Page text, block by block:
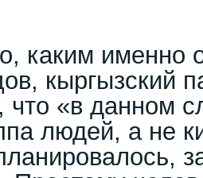
каким именно
кыргызский
что «в данном
людей, а не